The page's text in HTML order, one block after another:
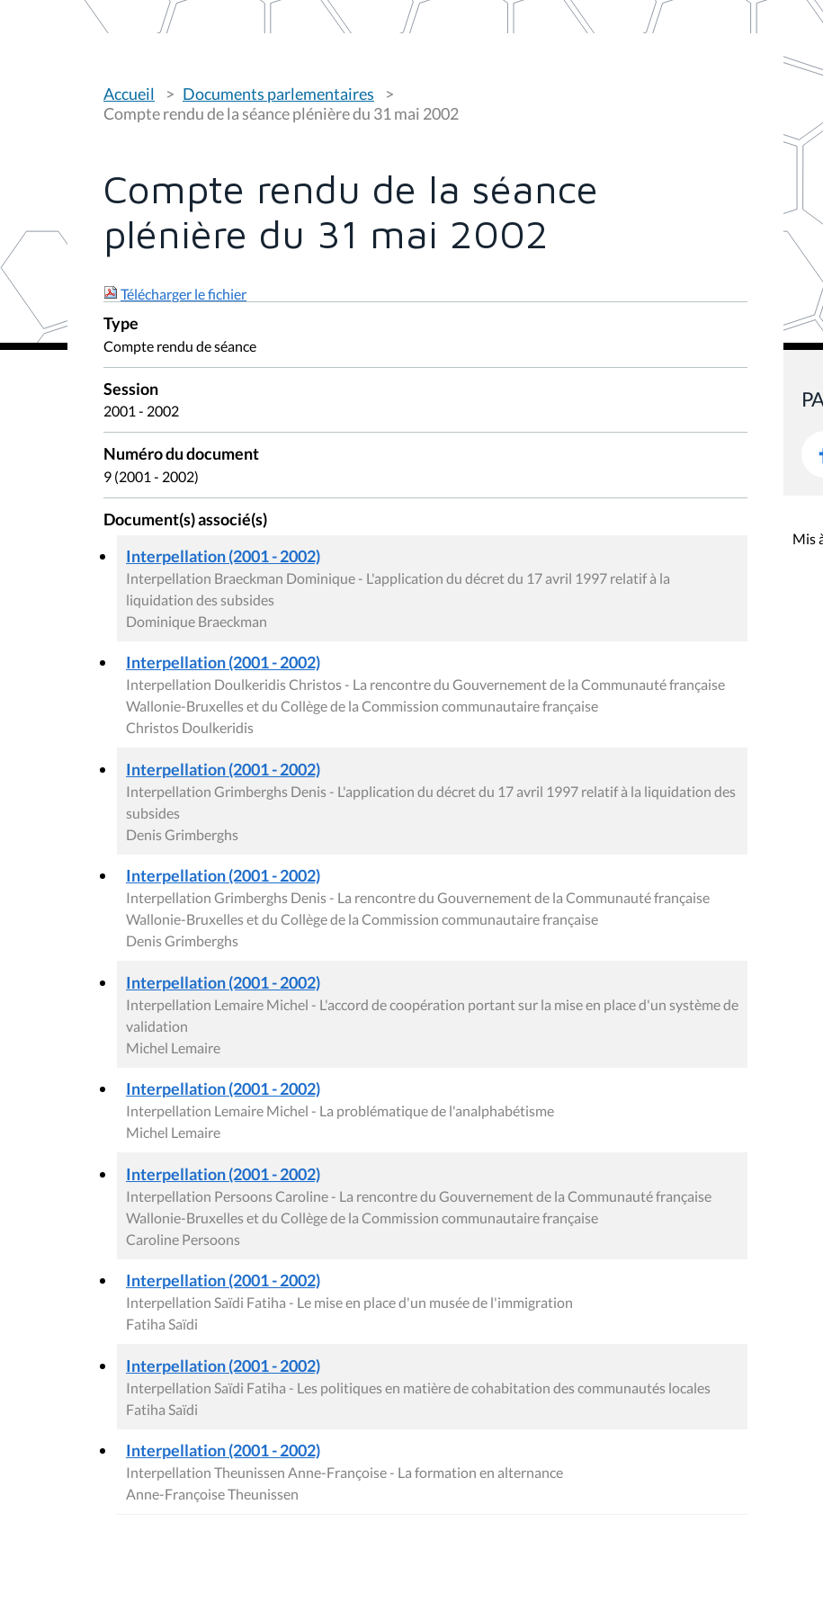
o
u
s
s
i
:
Accueil
Documents parlementaires
Compte rendu de la séance plénière du 31 mai 2002
Compte rendu de la séance
plénière du 31 mai 2002
Télécharger le fichier
Type
Compte rendu de séance
Session
2001 - 2002
Numéro du document
9 (2001 - 2002)
Document(s) associé(s)
Interpellation (2001 - 2002)
Interpellation Braeckman Dominique - L'application du décret du 17 avril 1997 relatif à la
liquidation des subsides
Dominique Braeckman
Interpellation (2001 - 2002)
Interpellation Doulkeridis Christos - La rencontre du Gouvernement de la Communauté française
Wallonie-Bruxelles et du Collège de la Commission communautaire française
Christos Doulkeridis
Interpellation (2001 - 2002)
Interpellation Grimberghs Denis - L'application du décret du 17 avril 1997 relatif à la liquidation des
subsides
Denis Grimberghs
Interpellation (2001 - 2002)
Interpellation Grimberghs Denis - La rencontre du Gouvernement de la Communauté française
Wallonie-Bruxelles et du Collège de la Commission communautaire française
Denis Grimberghs
Interpellation (2001 - 2002)
Interpellation Lemaire Michel - L'accord de coopération portant sur la mise en place d'un système de
validation
Michel Lemaire
Interpellation (2001 - 2002)
Interpellation Lemaire Michel - La problématique de l'analphabétisme
Michel Lemaire
Interpellation (2001 - 2002)
Interpellation Persoons Caroline - La rencontre du Gouvernement de la Communauté française
Wallonie-Bruxelles et du Collège de la Commission communautaire française
Caroline Persoons
Interpellation (2001 - 2002)
Interpellation Saïdi Fatiha - Le mise en place d'un musée de l'immigration
Fatiha Saïdi
Interpellation (2001 - 2002)
Interpellation Saïdi Fatiha - Les politiques en matière de cohabitation des communautés locales
Fatiha Saïdi
Interpellation (2001 - 2002)
Interpellation Theunissen Anne-Françoise - La formation en alternance
Anne-Françoise Theunissen
Mis